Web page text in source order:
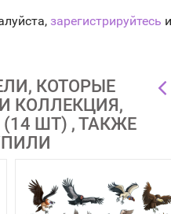
зарегистрируйтесь
КОТОРЫЕ
КОЛЛЕКЦИЯ,
ШТ) , ТАКЖЕ